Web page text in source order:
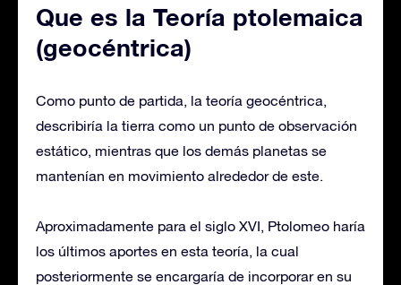
Que es la Teoría ptolemaica
(geocéntrica)
Como punto de partida, la teoría geocéntrica,
describiría la tierra como un punto de observación
estático, mientras que los demás planetas se
mantenían en movimiento alrededor de este.
Aproximadamente para el siglo XVI, Ptolomeo haría
los últimos aportes en esta teoría, la cual
posteriormente se encargaría de incorporar en su